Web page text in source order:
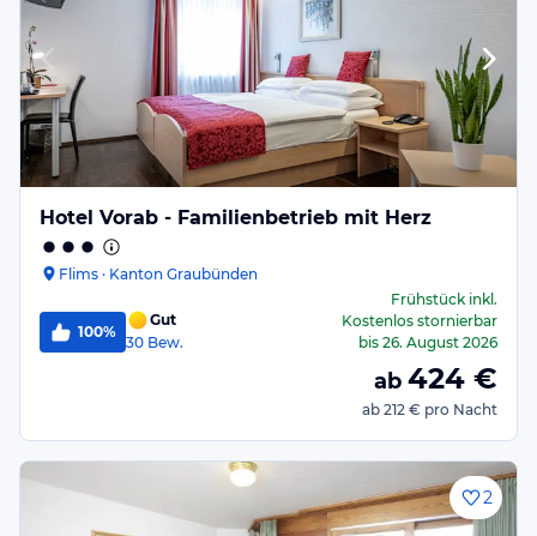
Hotel Vorab - Familienbetrieb mit Herz
Flims · Kanton Graubünden
100%
Gut
30 Bew.
Frühstückinkl.
Kostenlos stornierbar
bis 26. August 2026
ab 424 €
ab 212 € pro Nacht
2